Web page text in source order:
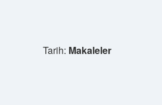
Tarih: Makaleler